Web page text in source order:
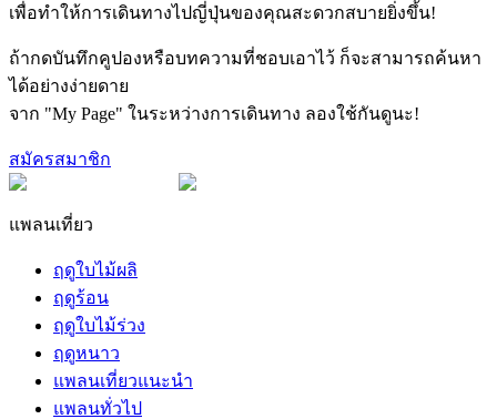
เพื่อทำให้การเดินทางไปญี่ปุ่นของคุณสะดวกสบายยิ่งขึ้น!
ถ้ากดบันทึกคูปองหรือบทความที่ชอบเอาไว้ ก็จะสามารถค้นหา
ได้อย่างง่ายดาย
จาก "My Page" ในระหว่างการเดินทาง ลองใช้กันดูนะ!
สมัครสมาชิก
แพลนเที่ยว
ฤดูใบไม้ผลิ
ฤดูร้อน
ฤดูใบไม้ร่วง
ฤดูหนาว
แพลนเที่ยวแนะนำ
แพลนทั่วไป